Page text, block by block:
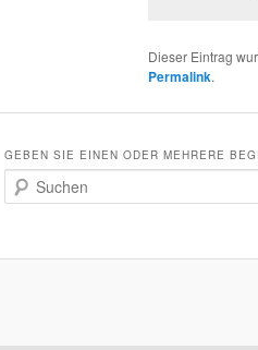
Dieser Eintrag
Permalink.
GEBEN SIE EINEN ODER MEHRERE
u
e